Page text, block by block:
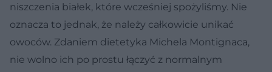
niszczenia białek, które wcześniej spożyliśmy. Nie
oznacza to jednak, że należy całkowicie unikać
owoców. Zdaniem dietetyka Michela Montignaca,
nie wolno ich po prostu łączyć z normalnym